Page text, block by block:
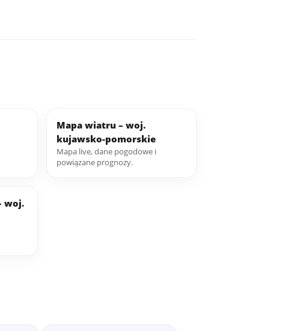
Mapa wiatru – woj.
kujawsko-pomorskie
Mapa live, dane pogodowe i
powiązane prognozy.
woj.